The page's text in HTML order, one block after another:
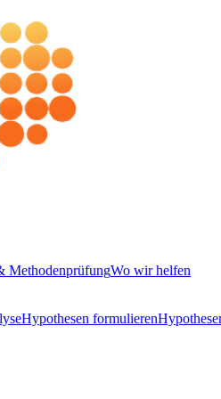
MethodenprüfungWo wir helfen
Hypothesen formulieren